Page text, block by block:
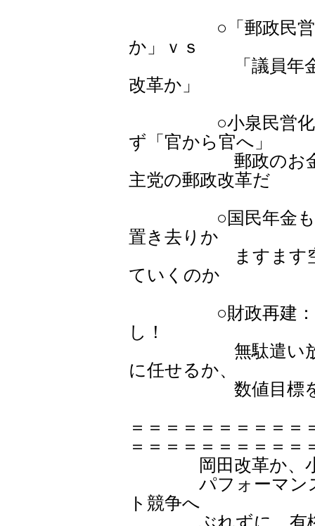
○「郵政民営化も
か」ｖｓ
「議員年金廃止
改革か」
○小泉民営化でも
ず「官から官へ」
郵政のお金を「
主党の郵政改革だ
○国民年金も含め
置き去りか
ますます空洞化
ていくのか
○財政再建：無駄
し！
無駄遣い放置・
に任せるか、
数値目標を明確
＝＝＝＝＝＝＝＝＝＝
＝＝＝＝＝＝＝＝＝＝
岡田改革か、小
パフォーマンス
ト競争へ
ぶれずに、有権